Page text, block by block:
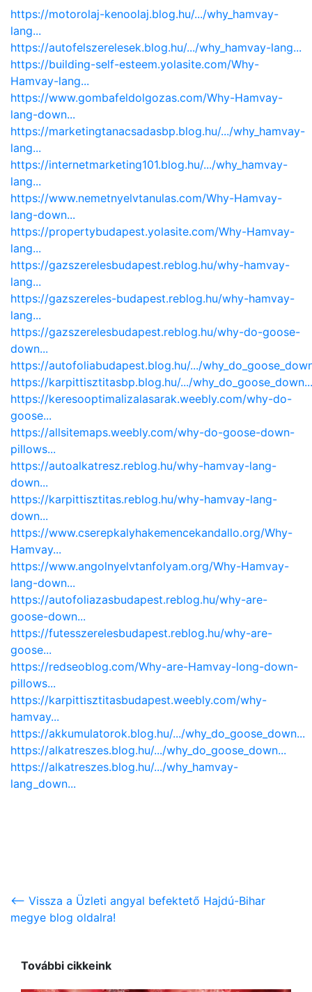
https://motorolaj-kenoolaj.blog.hu/.../why_hamvay-
lang...
https://autofelszerelesek.blog.hu/.../why_hamvay-lang...
https://building-self-esteem.yolasite.com/Why-
Hamvay-lang...
https://www.gombafeldolgozas.com/Why-Hamvay-
lang-down...
https://marketingtanacsadasbp.blog.hu/.../why_hamvay-
lang...
https://internetmarketing101.blog.hu/.../why_hamvay-
lang...
https://www.nemetnyelvtanulas.com/Why-Hamvay-
lang-down...
https://propertybudapest.yolasite.com/Why-Hamvay-
lang...
https://gazszerelesbudapest.reblog.hu/why-hamvay-
lang...
https://gazszereles-budapest.reblog.hu/why-hamvay-
lang...
https://gazszerelesbudapest.reblog.hu/why-do-goose-
down...
https://autofoliabudapest.blog.hu/.../
https://karpittisztitasbp.blog.hu/.../why_do_goose_down...
https://keresooptimalizalasarak.weebly.com/why-do-
goose...
https://allsitemaps.weebly.com/why-do-goose-down-
pillows...
https://autoalkatresz.reblog.hu/why-hamvay-lang-
down...
https://karpittisztitas.reblog.hu/why-hamvay-lang-
down...
https://www.cserepkalyhakemencekandallo.org/Why-
Hamvay...
https://www.angolnyelvtanfolyam.org/Why-Hamvay-
lang-down...
https://autofoliazasbudapest.reblog.hu/why-are-
goose-down...
https://futesszerelesbudapest.reblog.hu/why-are-
goose...
https://redseoblog.com/Why-are-Hamvay-long-down-
pillows...
https://karpittisztitasbudapest.weebly.com/why-
hamvay...
https://akkumulatorok.blog.hu/.../why_do_goose_down...
https://alkatreszes.blog.hu/.../why_do_goose_down...
https://alkatreszes.blog.hu/.../why_hamvay-
lang_down...
<-- Vissza a Üzleti angyal befektető Hajdú-Bihar
megye blog oldalra!
További cikkeink